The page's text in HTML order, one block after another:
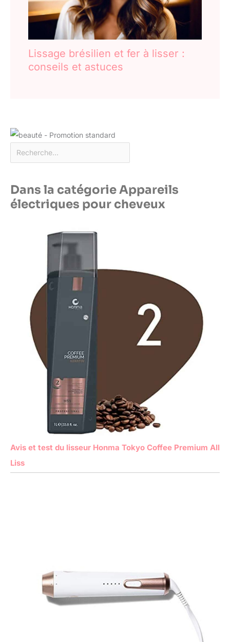
Lissage brésilien et fer à lisser :
conseils et astuces
Dans la catégorie Appareils
électriques pour cheveux
Avis et test du lisseur Honma Tokyo Coffee Premium All
Liss